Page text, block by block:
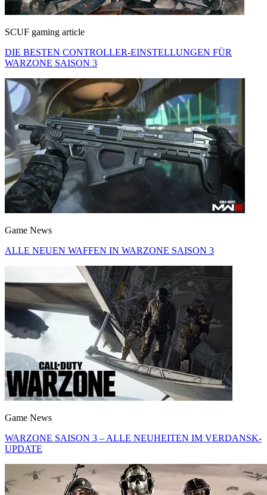
SCUF gaming article
DIE BESTEN CONTROLLER-EINSTELLUNGEN FÜR
WARZONE SAISON 3
Game News
ALLE NEUEN WAFFEN IN WARZONE SAISON 3
Game News
WARZONE SAISON 3 – ALLE NEUHEITEN IM VERDANSK-
UPDATE